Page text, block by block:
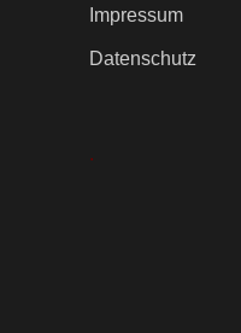
Impressum
Datenschutz
.